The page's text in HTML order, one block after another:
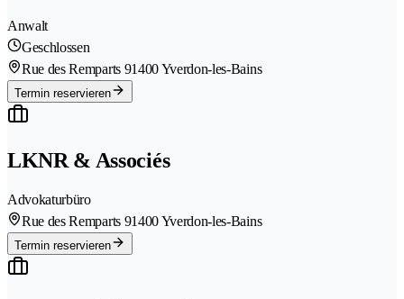
Anwalt
Geschlossen
Rue des Remparts 91400 Yverdon-les-Bains
Termin reservieren
LKNR & Associés
Advokaturbüro
Rue des Remparts 91400 Yverdon-les-Bains
Termin reservieren